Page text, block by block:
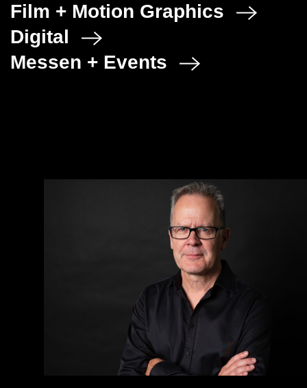
Film + Motion Graphics
Digital
Messen + Events